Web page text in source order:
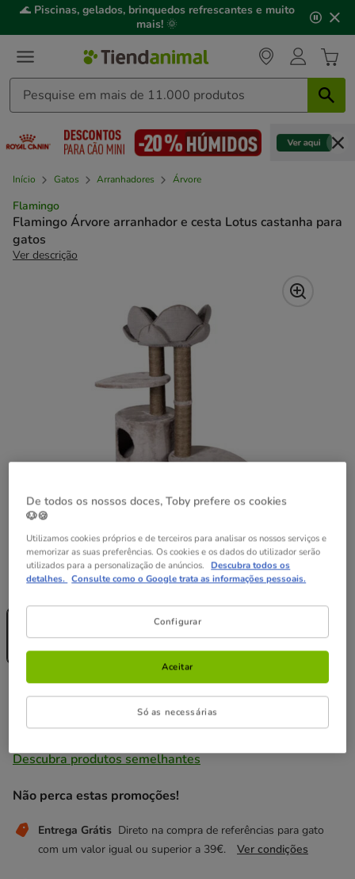
3,
mensagem,
🌊 Piscinas, gelados, brinquedos refrescantes e muito
mais! 🌞
Início Gatos Arranhadores Árvore
Flamingo
Flamingo Árvore arranhador e cesta Lotus castanha para
gatos
Ver descrição
Medidas:48 x 48 x 110 cm Guia de tamanhos
cm
Sem Stock
149.99€
Não perca estas promoções!
Entrega Grátis Direto na compra de referências para gato
com um valor igual ou superior a 39€.
Ver condições
Preço 149.99€
149.99€
Temporariamente sem stock
Descubra produtos semelhantes
De todos os nossos doces, Toby prefere os cookies
🐶🍪
Utilizamos cookies próprios e de terceiros para analisar os nossos serviços e
memorizar as suas preferências. Os cookies e os dados do utilizador serão
utilizados para a personalização de anúncios. Descubra todos os
detalhes. Consulte como o Google trata as informações pessoais.
Configurar
Só as necessárias
Aceitar